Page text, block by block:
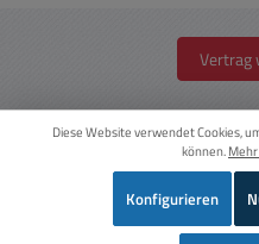
Vertrag
Diese Website verwendet Cookies,
können.
Konfigurieren